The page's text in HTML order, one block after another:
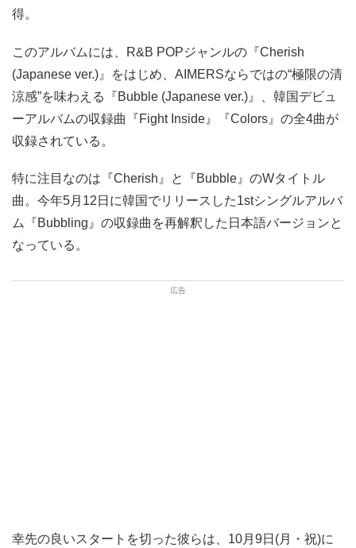
得。
このアルバムには、R&B POPジャンルの『Cherish
(Japanese ver.)』をはじめ、AIMERSならではの“極限の清
涼感”を味わえる『Bubble (Japanese ver.)』、韓国デビュ
ーアルバムの収録曲『Fight Inside』『Colors』の全4曲が
収録されている。
特に注目なのは『Cherish』と『Bubble』のWタイトル
曲。今年5月12日に韓国でリリースした1stシングルアルバ
ム『Bubbling』の収録曲を再解釈した日本語バージョンと
なっている。
幸先の良いスタートを切った彼らは、10月9日(月・祝)に